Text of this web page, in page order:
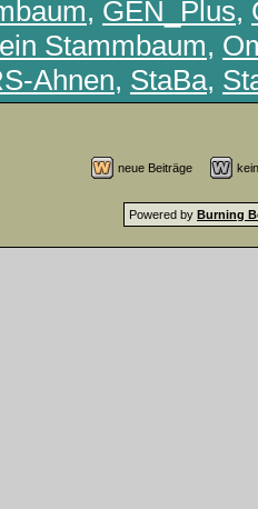
, GEN_Plus,
Stammbaum,
Ahnen, StaBa,
neue Beiträge
Powered by Burning